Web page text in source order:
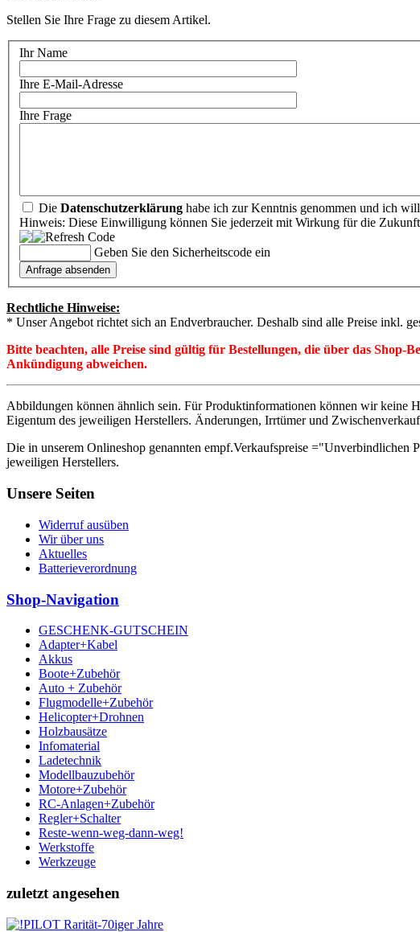
Stellen Sie Ihre Frage zu diesem Artikel.
Ihr Name
Ihre E-Mail-Adresse
Ihre Frage
Die Datenschutzerklärung habe ich zur Kenntnis genommen und ich
Hinweis: Diese Einwilligung können Sie jederzeit mit Wirkung für die
Geben Sie den Sicherheitscode ein
Rechtliche Hinweise:
* Unser Angebot richtet sich an Endverbraucher. Deshalb sind alle Preise inkl.
Bitte beachten, alle Preise sind gültig für Bestellungen, die über das Shop-
Ankündigung abweichen.
Abbildungen können ähnlich sein. Für Produktinformationen können wir keine
Eigentum des jeweiligen Herstellers. Änderungen, Irrtümer und
Die in unserem Onlineshop genannten empf.Verkaufspreise ="Unverbindlichen
jeweiligen Herstellers.
Unsere Seiten
Widerruf ausüben
Wir über uns
Aktuelles
Batterieverordnung
Shop-Navigation
GESCHENK-GUTSCHEIN
Adapter+Kabel
Akkus
Boote+Zubehör
Auto + Zubehör
Flugmodelle+Zubehör
Helicopter+Drohnen
Holzbausätze
Infomaterial
Ladetechnik
Modellbauzubehör
Motore+Zubehör
RC-Anlagen+Zubehör
Regler+Schalter
Reste-wenn-weg-dann-weg!
Werkstoffe
Werkzeuge
zuletzt angesehen